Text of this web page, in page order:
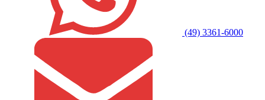
(49) 3361-6000